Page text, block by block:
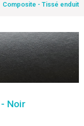
Composite - Tissé enduit
Noir